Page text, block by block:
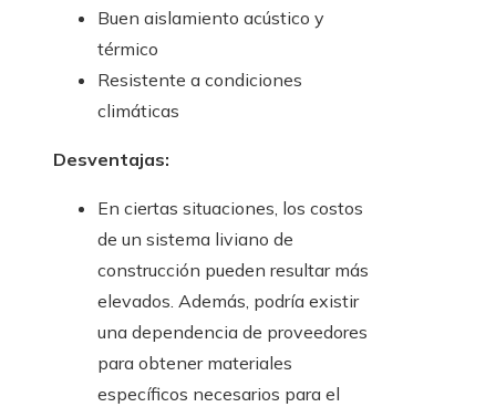
Buen aislamiento acústico y
térmico
Resistente a condiciones
climáticas
Desventajas:
En ciertas situaciones, los costos
de un sistema liviano de
construcción pueden resultar más
elevados. Además, podría existir
una dependencia de proveedores
para obtener materiales
específicos necesarios para el